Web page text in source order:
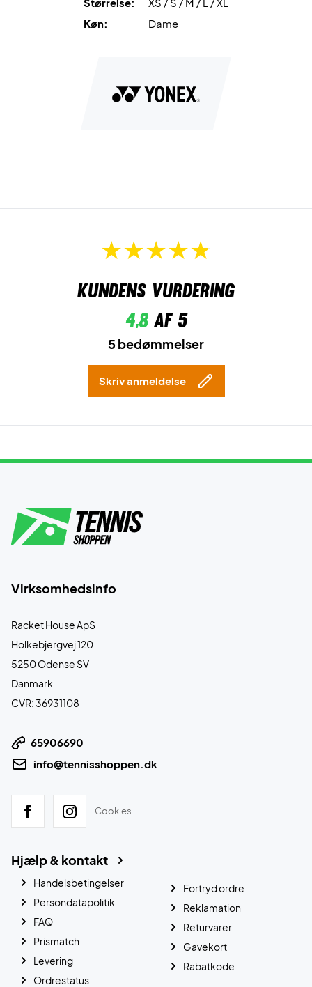
Køn:
Dame
Kundens vurdering
4,8af 5
5 bedømmelser
Skriv anmeldelse
Virksomhedsinfo
Racket House ApS
Holkebjergvej 120
5250 Odense SV
Danmark
CVR: 36931108
65906690
info@tennisshoppen.dk
Cookies
Hjælp & kontakt
Handelsbetingelser
Persondatapolitik
FAQ
Prismatch
Levering
Ordrestatus
Fortryd ordre
Reklamation
Returvarer
Gavekort
Rabatkode